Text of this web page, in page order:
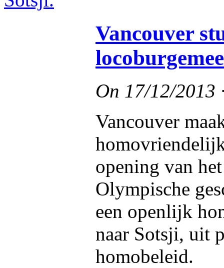
Vancouver
On 17/12/2013
Vancouver
opening van
Olympische
een openlijk
naar Sotsji, uit
homobeleid.